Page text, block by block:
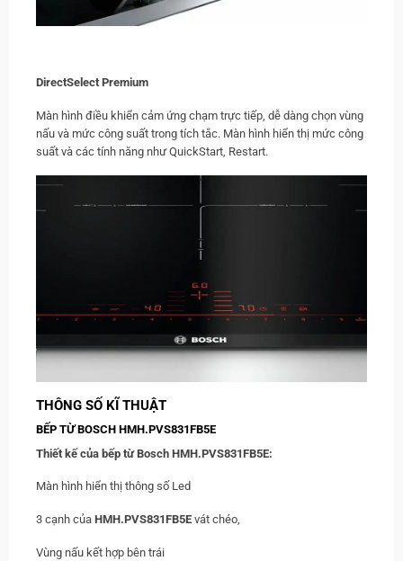
DirectSelect Premium
Màn hình điều khiển cảm ứng chạm trực tiếp, dễ dàng chọn vùng
nấu và mức công suất trong tích tắc. Màn hình hiển thị mức công
suất và các tính năng như QuickStart, Restart.
THÔNG SỐ KĨ THUẬT
BẾP TỪ BOSCH HMH.PVS831FB5E
Thiết kế của bếp từ Bosch HMH.PVS831FB5E:
Màn hình hiển thị thông số Led
3 cạnh của HMH.PVS831FB5E vát chéo,
Vùng nấu kết hợp bên trái